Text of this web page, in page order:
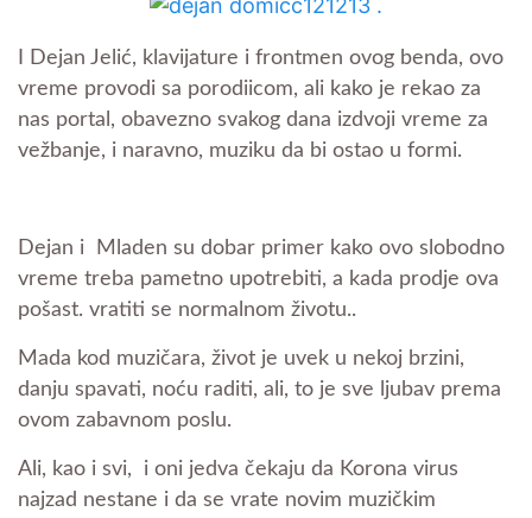
I Dejan Jelić, klavijature i frontmen ovog benda, ovo
vreme provodi sa porodiicom, ali kako je rekao za
nas portal, obavezno svakog dana izdvoji vreme za
vežbanje, i naravno, muziku da bi ostao u formi.
Dejan i Mladen su dobar primer kako ovo slobodno
vreme treba pametno upotrebiti, a kada prodje ova
pošast. vratiti se normalnom životu..
Mada kod muzičara, život je uvek u nekoj brzini,
danju spavati, noću raditi, ali, to je sve ljubav prema
ovom zabavnom poslu.
Ali, kao i svi, i oni jedva čekaju da Korona virus
najzad nestane i da se vrate novim muzičkim